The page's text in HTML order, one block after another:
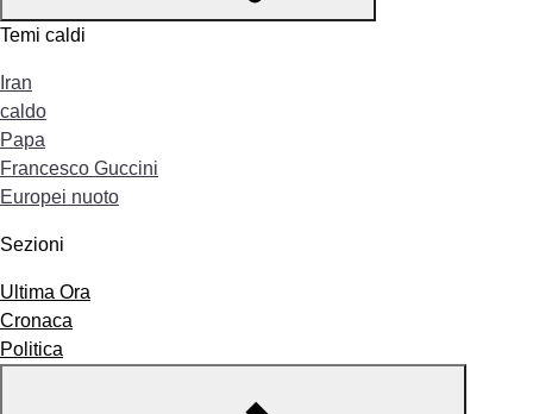
Temi caldi
Iran
caldo
Papa
Francesco Guccini
Europei nuoto
Sezioni
Ultima Ora
Cronaca
Politica